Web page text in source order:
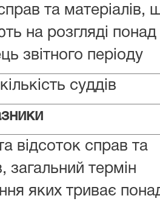
та матеріалів,
на розгляді
звітного періоду
суддів
відсоток справ та
загальний термін
яких триває